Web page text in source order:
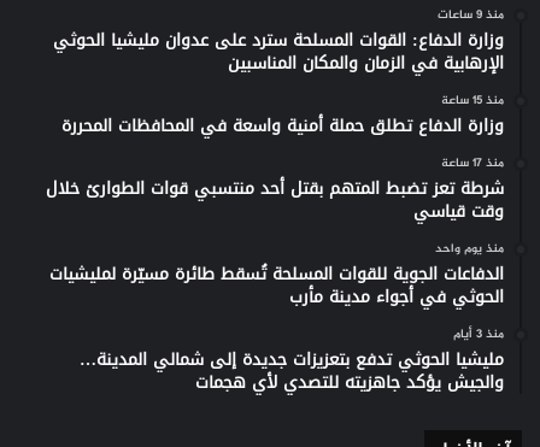
منذ 9 ساعات
وزارة الدفاع: القوات المسلحة سترد على عدوان مليشيا الحوثي
الإرهابية في الزمان والمكان المناسبين
منذ 15 ساعة
وزارة الدفاع تطلق حملة أمنية واسعة في المحافظات المحررة
منذ 17 ساعة
شرطة تعز تضبط المتهم بقتل أحد منتسبي قوات الطوارئ خلال
وقت قياسي
منذ يوم واحد
الدفاعات الجوية للقوات المسلحة تُسقط طائرة مسيّرة لمليشيات
الحوثي في أجواء مدينة مأرب
منذ 3 أيام
مليشيا الحوثي تدفع بتعزيزات جديدة إلى شمالي المدينة…
والجيش يؤكد جاهزيته للتصدي لأي هجمات